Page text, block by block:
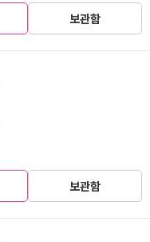
보관함
보관함